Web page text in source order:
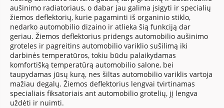
aušinimo radiatoriaus, o dabar jau galima įsigyti ir specialių
žiemos deflektorių, kurie pagaminti iš organinio stiklo,
nedarko automobilio dizaino ir atlieka šią funkciją dar
geriau. Žiemos deflektorius pridengs automobilio aušinimo
groteles ir pagreitins automobilio variklio sušilimą iki
darbinės temperatūros, tokiu būdu palaikydamas
komfortišką temperatūrą automobilio salone, bei
taupydamas jūsų kurą, nes šiltas automobilio variklis vartoja
mažiau degalų. Žiemos deflektorius lengvai tvirtinamas
specialiais fiksatoriais ant automobilio grotelių, jį lengva
uždėti ir nuimti.